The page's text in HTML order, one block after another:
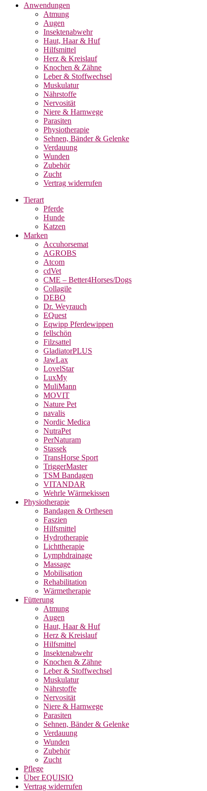
Anwendungen
Atmung
Augen
Insektenabwehr
Haut, Haar & Huf
Hilfsmittel
Herz & Kreislauf
Knochen & Zähne
Leber & Stoffwechsel
Muskulatur
Nährstoffe
Nervosität
Niere & Harnwege
Parasiten
Physiotherapie
Sehnen, Bänder & Gelenke
Verdauung
Wunden
Zubehör
Zucht
Vertrag widerrufen
Tierart
Pferde
Hunde
Katzen
Marken
Accuhorsemat
AGROBS
Atcom
cdVet
CME – Better4Horses/Dogs
Collagile
DEBO
Dr. Weyrauch
EQuest
Eqwipp Pferdewippen
fellschön
Filzsattel
GladiatorPLUS
JawLax
LovelStar
LuxMy
MuliMann
MOVIT
Nature Pet
navalis
Nordic Medica
NutraPet
PerNaturam
Stassek
TransHorse Sport
TriggerMaster
TSM Bandagen
VITANDAR
Wehrle Wärmekissen
Physiotherapie
Bandagen & Orthesen
Faszien
Hilfsmittel
Hydrotherapie
Lichttherapie
Lymphdrainage
Massage
Mobilisation
Rehabilitation
Wärmetherapie
Fütterung
Atmung
Augen
Haut, Haar & Huf
Herz & Kreislauf
Hilfsmittel
Insektenabwehr
Knochen & Zähne
Leber & Stoffwechsel
Muskulatur
Nährstoffe
Nervosität
Niere & Harnwege
Parasiten
Sehnen, Bänder & Gelenke
Verdauung
Wunden
Zubehör
Zucht
Pflege
Über EQUISIO
Vertrag widerrufen